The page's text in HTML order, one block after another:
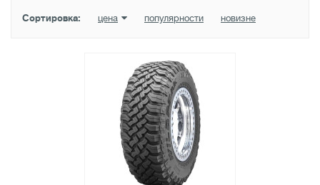
Сортировка: цена популярности новизне